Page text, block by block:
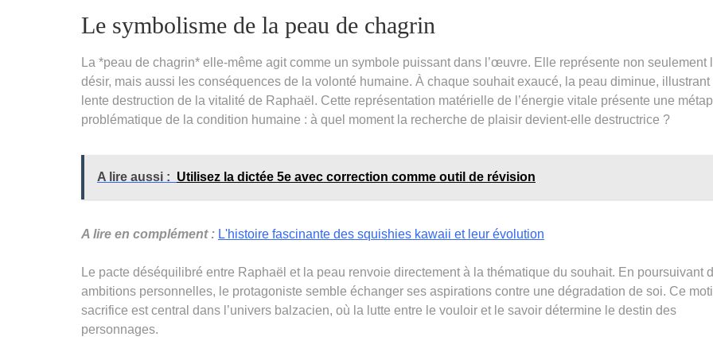
Le symbolisme de la peau de chagrin
La *peau de chagrin* elle-même agit comme un symbole puissant dans l’œuvre. Elle représente non seulement
désir, mais aussi les conséquences de la volonté humaine. À chaque souhait exaucé, la peau diminue, illustrant
lente destruction de la vitalité de Raphaël. Cette représentation matérielle de l’énergie vitale présente une
problématique de la condition humaine : à quel moment la recherche de plaisir devient-elle destructrice ?
A lire aussi : Utilisez la dictée 5e avec correction comme outil de révision
A lire en complément : L'histoire fascinante des squishies kawaii et leur évolution
Le pacte déséquilibré entre Raphaël et la peau renvoie directement à la thématique du souhait. En poursuivant
ambitions personnelles, le protagoniste semble échanger ses aspirations contre une dégradation de soi. Ce
sacrifice est central dans l’univers balzacien, où la lutte entre le vouloir et le savoir détermine le destin des
personnages.